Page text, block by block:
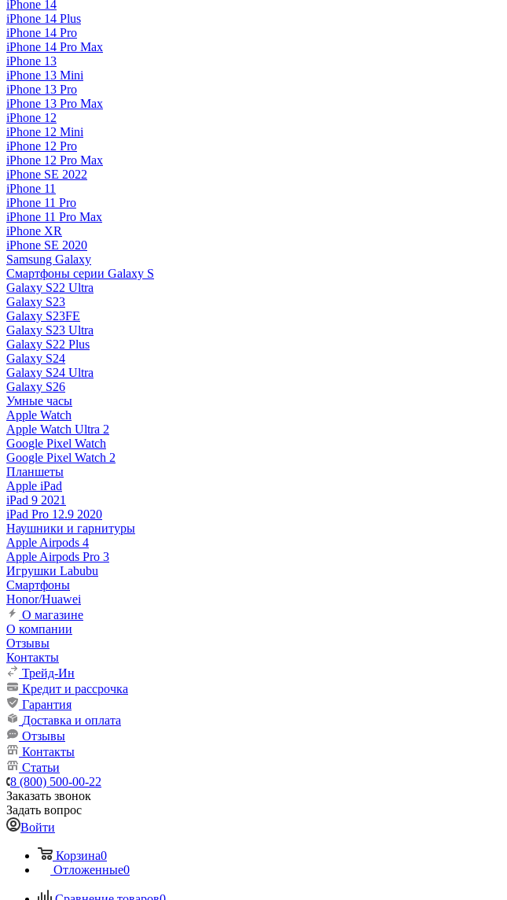
iPhone 14
iPhone 14 Plus
iPhone 14 Pro
iPhone 14 Pro Max
iPhone 13
iPhone 13 Mini
iPhone 13 Pro
iPhone 13 Pro Max
iPhone 12
iPhone 12 Mini
iPhone 12 Pro
iPhone 12 Pro Max
iPhone SE 2022
iPhone 11
iPhone 11 Pro
iPhone 11 Pro Max
iPhone XR
iPhone SE 2020
Samsung Galaxy
Смартфоны серии Galaxy S
Galaxy S22 Ultra
Galaxy S23
Galaxy S23FE
Galaxy S23 Ultra
Galaxy S22 Plus
Galaxy S24
Galaxy S24 Ultra
Galaxy S26
Умные часы
Apple Watch
Apple Watch Ultra 2
Google Pixel Watch
Google Pixel Watch 2
Планшеты
Apple iPad
iPad 9 2021
iPad Pro 12.9 2020
Наушники и гарнитуры
Apple Airpods 4
Apple Airpods Pro 3
Игрушки Labubu
Смартфоны
Honor/Huawei
О магазине
О компании
Отзывы
Контакты
Трейд-Ин
Кредит и рассрочка
Гарантия
Доставка и оплата
Отзывы
Контакты
Статьи
8 (800) 500-00-22
Заказать звонок
Задать вопрос
Войти
Корзина0
Отложенные0